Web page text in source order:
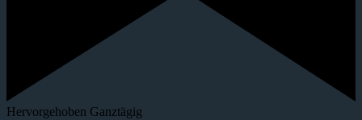
Hervorgehoben Ganztägig